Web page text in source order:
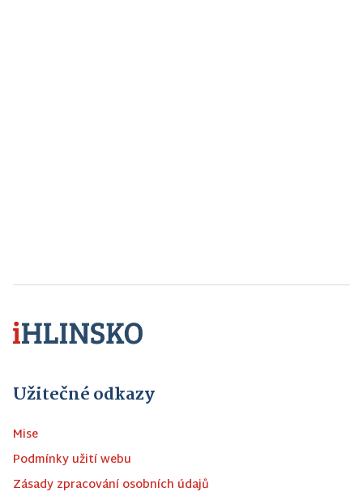
Užitečné odkazy
Mise
Podmínky užití webu
Zásady zpracování osobních údajů